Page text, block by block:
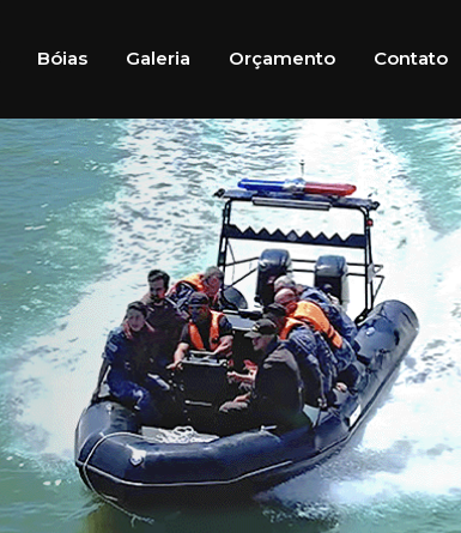
Bóias Galeria Orçamento Contato